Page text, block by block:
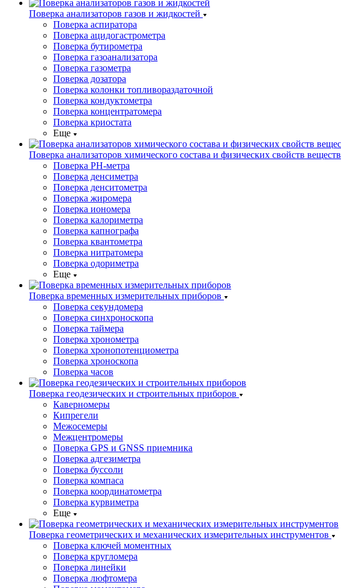
Поверка анализаторов газов и жидкостей
Поверка аспиратора
Поверка ацидогастрометра
Поверка бутирометра
Поверка газоанализатора
Поверка газометра
Поверка дозатора
Поверка колонки топливораздаточной
Поверка кондуктометра
Поверка концентратомера
Поверка криостата
Еще
Поверка анализаторов химического состава и физических свойств веществ
Поверка PH-метра
Поверка денсиметра
Поверка денситометра
Поверка жиромера
Поверка иономера
Поверка калориметра
Поверка капнографа
Поверка квантометра
Поверка нитратомера
Поверка одориметра
Еще
Поверка временных измерительных приборов
Поверка секундомера
Поверка синхроноскопа
Поверка таймера
Поверка хронометра
Поверка хронопотенциометра
Поверка хроноскопа
Поверка часов
Поверка геодезических и строительных приборов
Каверномеры
Кипрегели
Межосемеры
Межцентромеры
Поверка GPS и GNSS приемника
Поверка адгезиметра
Поверка буссоли
Поверка компаса
Поверка координатометра
Поверка курвиметра
Еще
Поверка геометрических и механических измерительных инструментов
Поверка ключей моментных
Поверка кругломера
Поверка линейки
Поверка люфтомера